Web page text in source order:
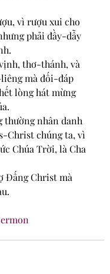
vì rượu xui cho
phải đầy-dẫy
thơ-thánh, và
mà đối-đáp
lòng hát mừng
thường nhân danh
Christ chúng ta, vì
Chúa Trời, là Cha
Đấng Christ mà